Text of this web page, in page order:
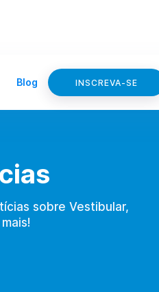
Blog INSCREVA-SE
sobre Vestibular,